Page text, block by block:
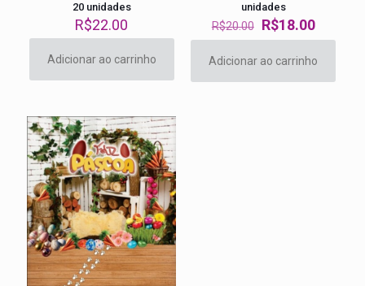
20 unidades
R$22.00
Adicionar ao carrinho
unidades
R$20.00 O
preço
original
era:
R$20.00.
R$18.00O
preço
atual
é:
Adicionar ao carrinho